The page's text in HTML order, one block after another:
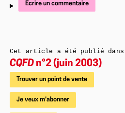
Écrire un commentaire
Cet article a été publié dans
CQFD n°2 (juin 2003)
Trouver un point de vente
Je veux m'abonner